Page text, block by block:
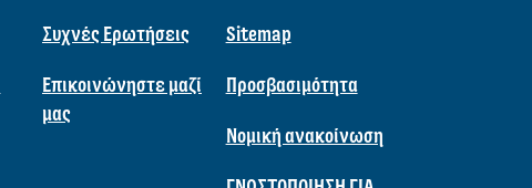
Συχνές Ερωτήσεις
Επικοινώνηστε μαζί
μας
Sitemap
Προσβασιμότητα
Νομική ανακοίνωση